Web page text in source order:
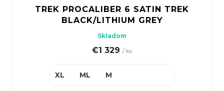
TREK PROCALIBER 6 SATIN TREK
BLACK/LITHIUM GREY
Skladom
€1 329 / ks
XL ML M